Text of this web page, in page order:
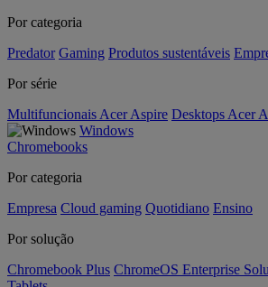
Por categoria
Predator Gaming Produtos sustentáveis
Por série
Multifuncionais Acer Aspire Desktops Acer
Windows
Chromebooks
Por categoria
Empresa Cloud gaming Quotidiano Ensino
Por solução
Chromebook Plus ChromeOS Enterprise